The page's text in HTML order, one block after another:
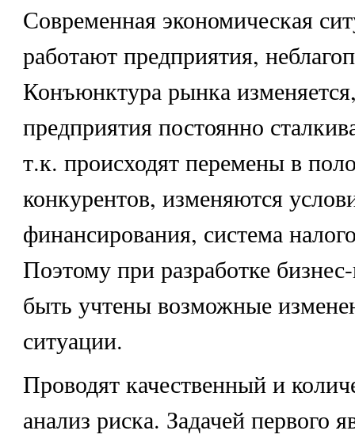
Современная экономическая
работают предприятия,
Конъюнктура рынка
предприятия постоянно
т.к. происходят перемены в
конкурентов, изменяются
финансирования, система
Поэтому при разработке
быть учтены возможные
ситуации.
Проводят качественный и
анализ риска. Задачей первого